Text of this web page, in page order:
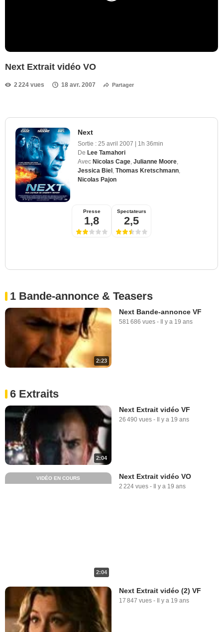
Next Extrait vidéo VO
2 224 vues 18 avr. 2007 Partager
Next
Sortie : 25 avril 2007 | 1h 36min
De Lee Tamahori
Avec Nicolas Cage Julianne Moore
Jessica Biel Thomas Kretschmann
Nicolas Pajon
Presse
1,8
Spectateurs
2,5
1 Bande-annonce & Teasers
2:23
Next Bande-annonce VF
581 686 vues - Il y a 19 ans
6 Extraits
2:04
Next Extrait vidéo VF
26 490 vues - Il y a 19 ans
2:04
VIDÉO EN COURS Next Extrait vidéo VO
2 224 vues - Il y a 19 ans
Next Extrait vidéo (2) VF
17 847 vues - Il y a 19 ans